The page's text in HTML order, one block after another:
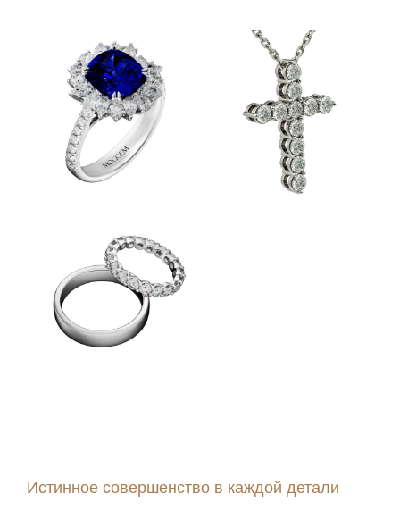
ПОМОЛВОЧНЫЕ
КОЛЬЦА
СЕРЬГИ
Истинное совершенство в каждой детали